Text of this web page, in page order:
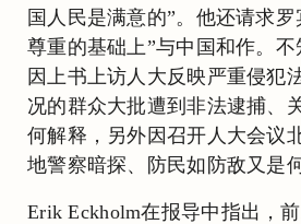
国人民是满意的”。他还请求
尊重的基础上”与中国和作。
因上书上访人大反映严重侵犯
况的群众大批遭到非法逮捕、
何解释，另外因召开人大会议
地警察暗探、防民如防敌又是
Erik Eckholm在报导中指出，